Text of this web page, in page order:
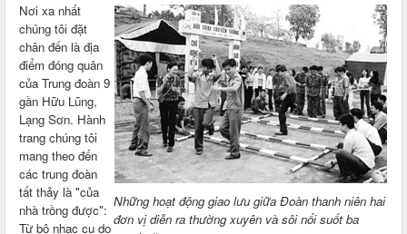
Những hoạt động giao lưu giữa Đoàn thanh niên hai
đơn vị diễn ra thường xuyên và sôi nổi suốt ba
Nơi xa nhất
chúng tôi đặt
chân đến là địa
điểm đóng quân
của Trung đoàn 9
gần Hữu Lũng,
Lạng Sơn. Hành
trang chúng tôi
mang theo đến
các trung đoàn
tất thảy là "của
nhà trồng được":
Từ bộ nhạc cụ do